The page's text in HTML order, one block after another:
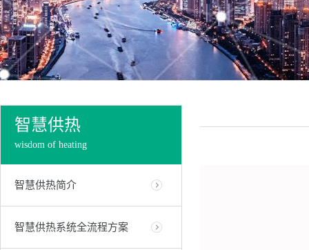
智慧供热
wisdom of heating
智慧供热简介
智慧供热系统全流程方案